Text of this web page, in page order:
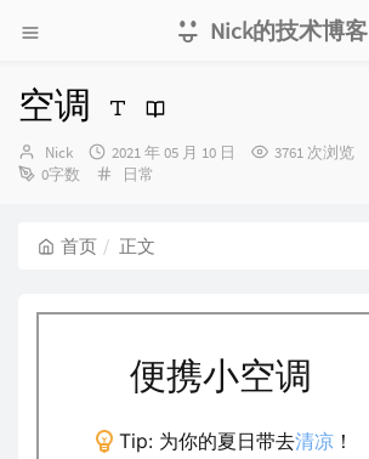
Nick的技术博客
空调
博
主：
Nick
发
布
2021 年 05 月 10 日 3761 次浏览
0字数
分
日常
首页 正文